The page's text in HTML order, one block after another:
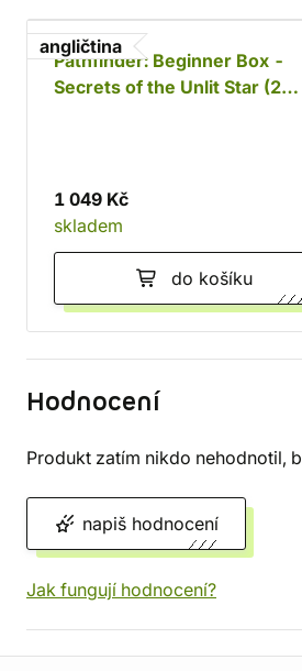
angličtina
Pathfinder: Beginner Box -
Secrets of the Unlit Star (2
1 049 Kč
skladem
do košíku
Hodnocení
Produkt zatím nikdo nehodnotil,
napiš hodnocení
Jak fungují hodnocení?